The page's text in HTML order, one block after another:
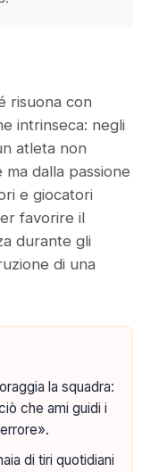
risuona con
intrinseca: negli
atleta non
dalla passione
e giocatori
favorire il
durante gli
di una
la squadra:
che ami guidi i
di tiri quotidiani